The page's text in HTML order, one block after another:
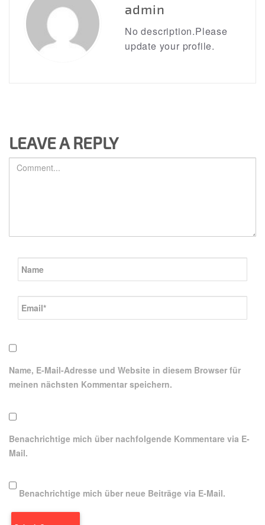
admin
No description.Please
update your profile.
LEAVE A REPLY
Name, E-Mail-Adresse und Website in diesem Browser für
meinen nächsten Kommentar speichern.
Benachrichtige mich über nachfolgende Kommentare via E-
Mail.
Benachrichtige mich über neue Beiträge via E-Mail.